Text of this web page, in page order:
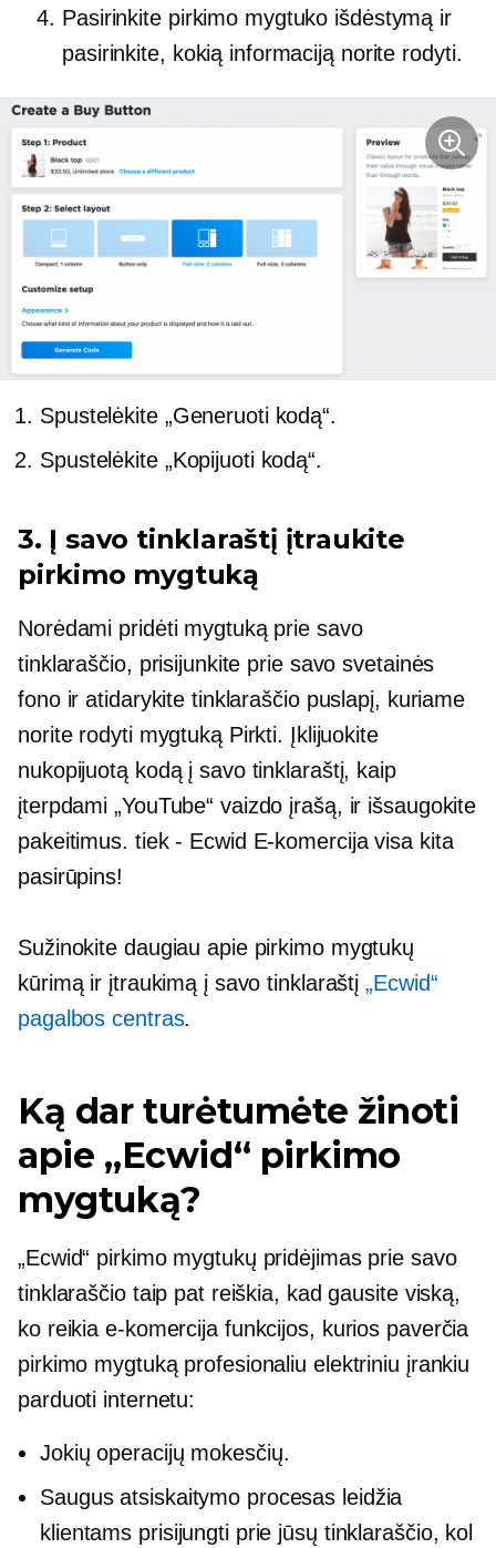
Pasirinkite pirkimo mygtuko išdėstymą ir
pasirinkite, kokią informaciją norite rodyti.
Spustelėkite „Generuoti kodą“.
Spustelėkite „Kopijuoti kodą“.
3. Į savo tinklaraštį įtraukite
pirkimo mygtuką
Norėdami pridėti mygtuką prie savo
tinklaraščio, prisijunkite prie savo svetainės
fono ir atidarykite tinklaraščio puslapį, kuriame
norite rodyti mygtuką Pirkti. Įklijuokite
nukopijuotą kodą į savo tinklaraštį, kaip
įterpdami „YouTube“ vaizdo įrašą, ir išsaugokite
pakeitimus. tiek- Ecwid E-komercijavisa kita
pasirūpins!
Sužinokite daugiau apie pirkimo mygtukų
kūrimą ir įtraukimą į savo tinklaraštį„Ecwid“
pagalbos centras.
Ką dar turėtumėte žinoti
apie „Ecwid“ pirkimo
mygtuką?
„Ecwid“ pirkimo mygtukų pridėjimas prie savo
tinklaraščio taip pat reiškia, kad gausite viską,
ko reikiae-komercijafunkcijos, kurios paverčia
pirkimo mygtuką profesionaliu elektriniu įrankiu
parduoti internetu:
Jokių operacijų mokesčių.
Saugus atsiskaitymo procesas leidžia
klientams prisijungti prie jūsų tinklaraščio, kol